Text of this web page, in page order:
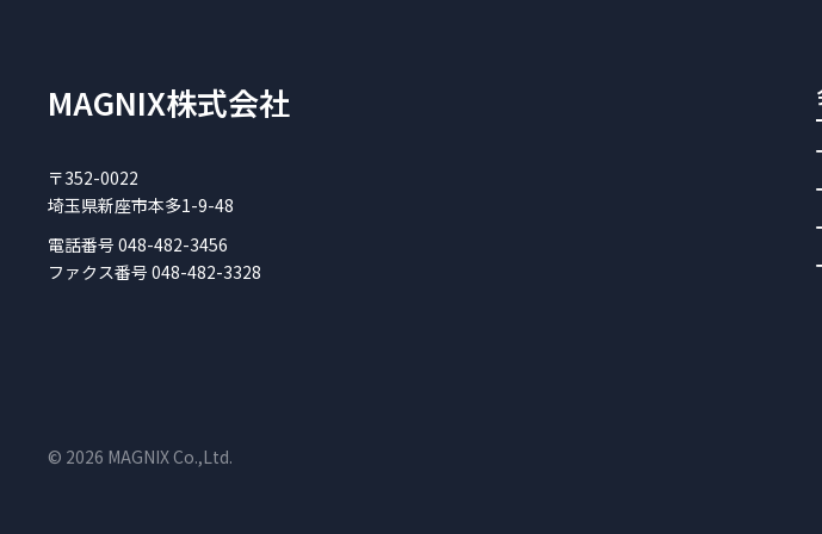
MAGNIX株式会社
〒352-0022
埼玉県新座市本多1-9-48
電話番号 048-482-3456
ファクス番号 048-482-3328
© 2026 MAGNIX Co.,Ltd.